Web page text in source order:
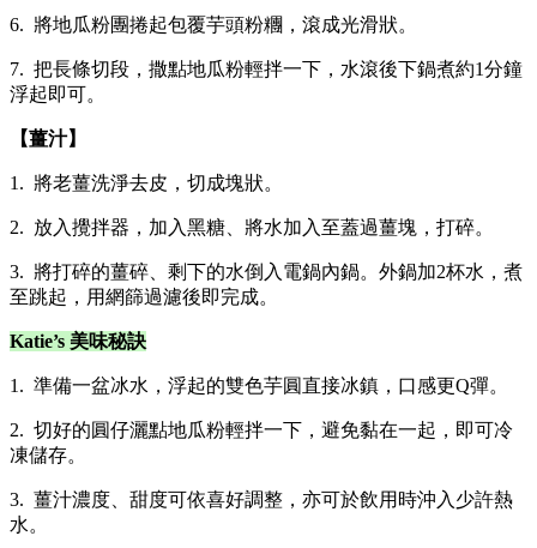
6. 將地瓜粉團捲起包覆芋頭粉糰，滾成光滑狀。
7. 把長條切段，撒點地瓜粉輕拌一下，水滾後下鍋煮約1分鐘
浮起即可​。
【薑汁】
1. 將老薑洗淨去皮，切成塊狀。
2. 放入攪拌器，加入黑糖、將水加入至蓋過薑塊，打碎。
3. 將打碎的薑碎、剩下的水倒入電鍋內鍋。外鍋加2杯水，煮
至跳起，用網篩過濾後即完成。
Katie’s 美味秘訣
1. 準備一盆冰水，浮起的雙色芋圓直接冰鎮，口感更Q彈。
2. 切好的圓仔灑點地瓜粉輕拌一下，避免黏在一起，即可冷
凍儲存。
3. 薑汁濃度、甜度可依喜好調整，亦可於飲用時沖入少許熱
水。